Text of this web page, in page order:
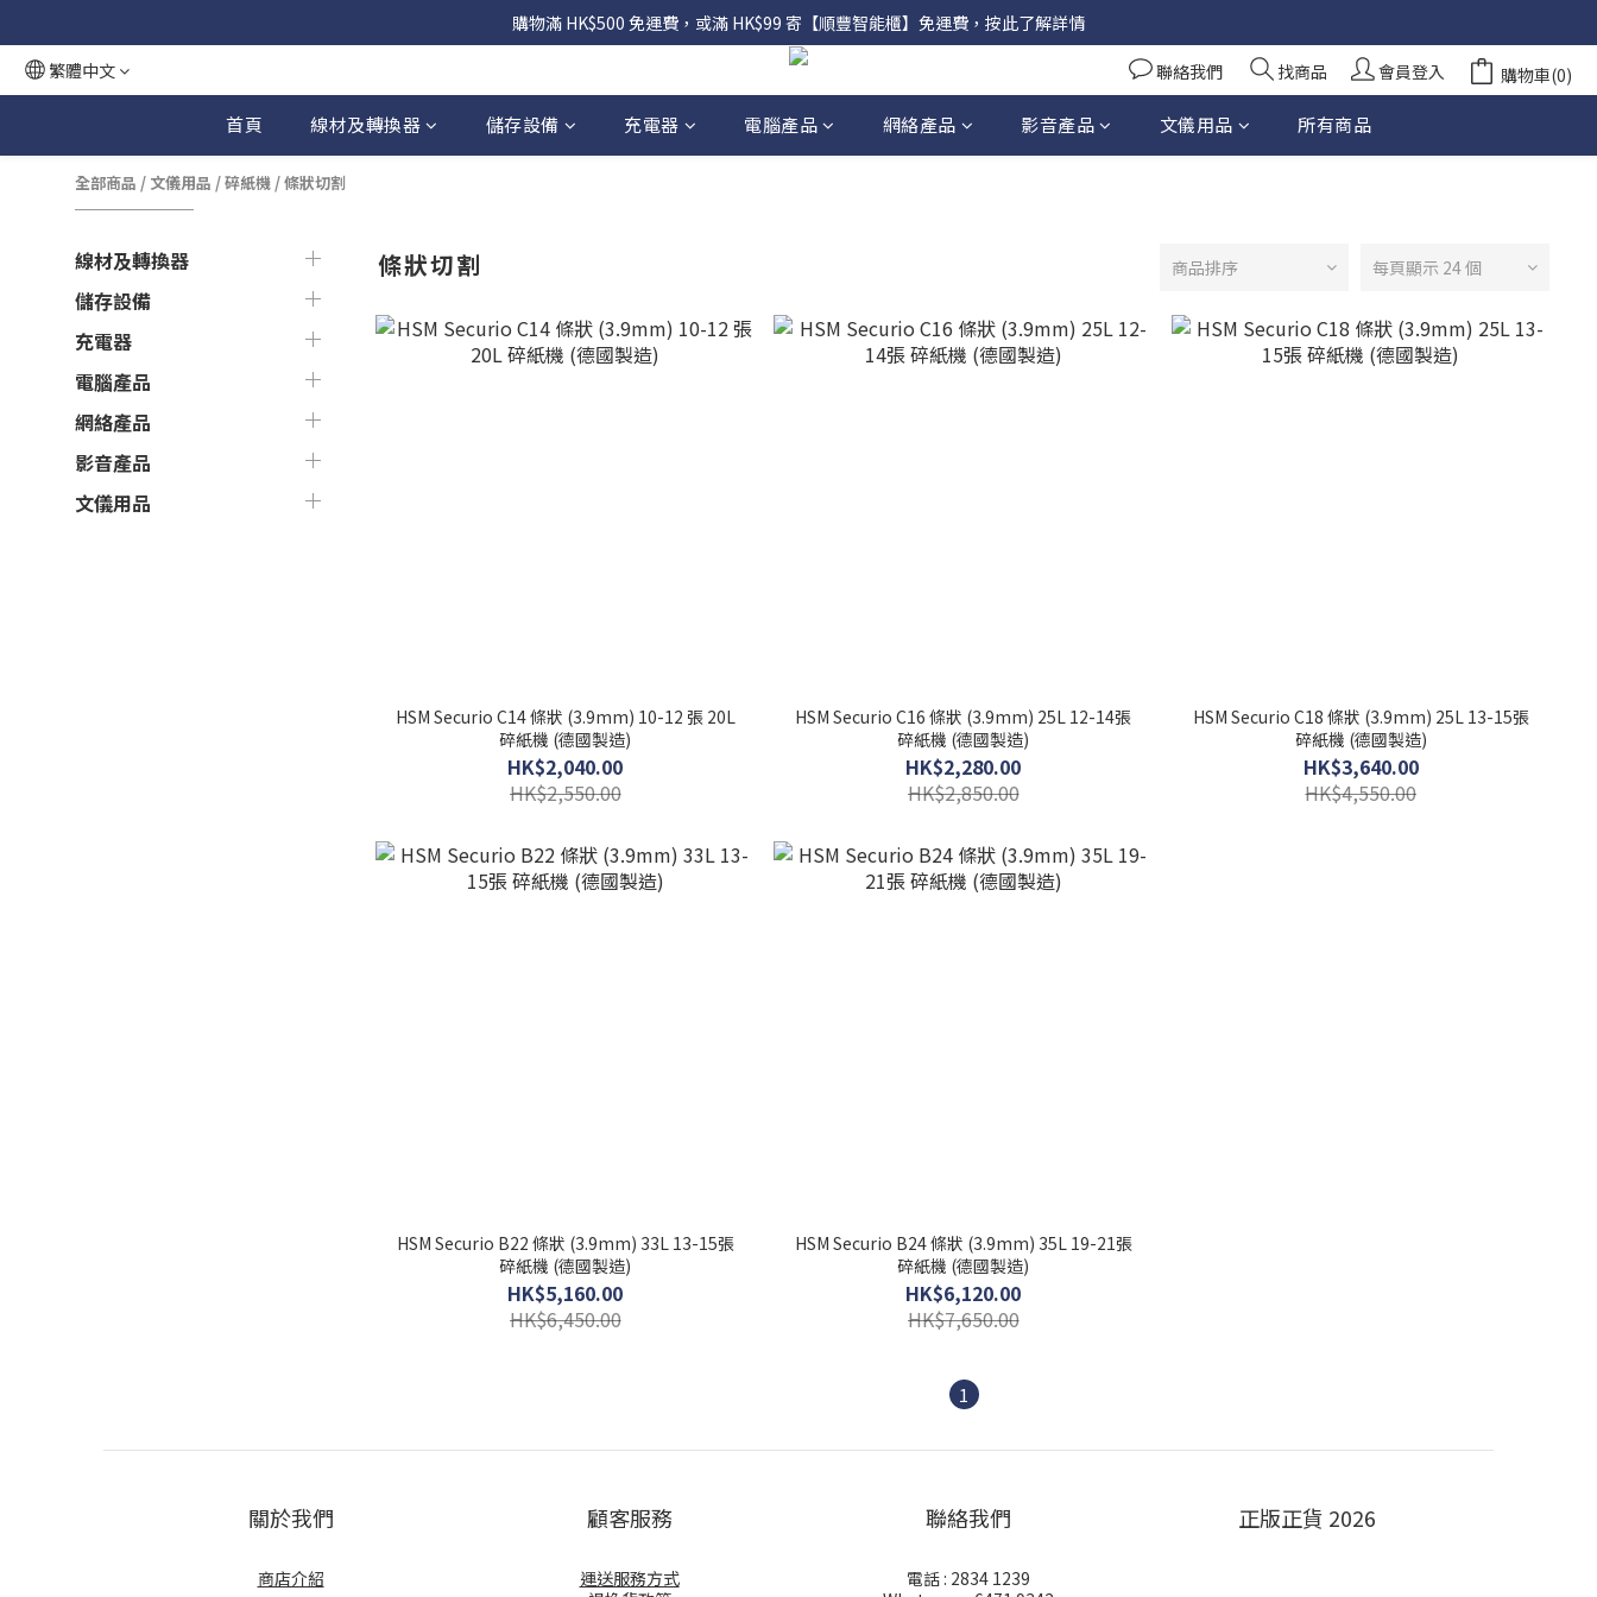
購物滿 HK$500 免運費，或滿 HK$99 寄【順豐智能櫃】免運費，按此了解詳情
繁體中文
聯絡我們 找商品 會員登入 購物車(0)
首頁 線材及轉換器 儲存設備 充電器 電腦產品 網絡產品 影音產品 文儀用品 所有商品
全部商品 / 文儀用品 /碎紙機 /條狀切割
線材及轉換器
儲存設備
充電器
電腦產品
網絡產品
影音產品
文儀用品
條狀切割 商品排序 每頁顯示 24 個
HSM Securio C14 條狀 (3.9mm) 10-12 張 20L
碎紙機 (德國製造)
HK$2,040.00
HK$2,550.00
HSM Securio C16 條狀 (3.9mm) 25L 12-14張
碎紙機 (德國製造)
HK$2,280.00
HK$2,850.00
HSM Securio C18 條狀 (3.9mm) 25L 13-15張
碎紙機 (德國製造)
HK$3,640.00
HK$4,550.00
HSM Securio B22 條狀 (3.9mm) 33L 13-15張
碎紙機 (德國製造)
HK$5,160.00
HK$6,450.00
HSM Securio B24 條狀 (3.9mm) 35L 19-21張
碎紙機 (德國製造)
HK$6,120.00
HK$7,650.00
1
關於我們
商店介紹
顧客服務
運送服務方式
聯絡我們
電話 : 2834 1239
正版正貨 2026